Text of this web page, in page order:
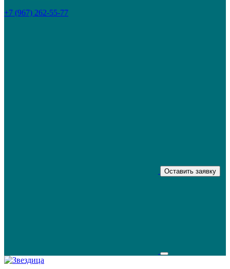
+7 (967) 262-55-77
Оставить заявку